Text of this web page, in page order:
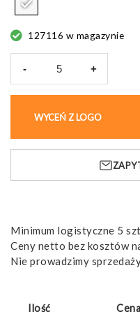
127116 w magazynie
-
recyklingu
do
+
WYCEŃ Z LOGO
Minimum logistyczne 5
Ceny netto bez kosztów
Nie prowadzimy
Ilość